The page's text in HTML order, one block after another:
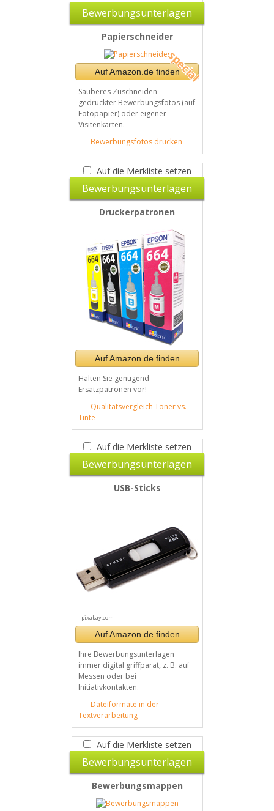
Bewerbungsunterlagen
Papierschneider
Auf Amazon.de finden
Sauberes Zuschneiden
gedruckter Bewerbungsfotos (auf
Fotopapier) oder eigener
Visitenkarten.
Bewerbungsfotos drucken
Auf die Merkliste setzen
Bewerbungsunterlagen
Druckerpatronen
Auf Amazon.de finden
Halten Sie genügend
Ersatzpatronen vor!
Qualitätsvergleich Toner vs.
Tinte
Auf die Merkliste setzen
Bewerbungsunterlagen
USB-Sticks
pixabay.com
Auf Amazon.de finden
Ihre Bewerbungsunterlagen
immer digital griffparat, z. B. auf
Messen oder bei
Initiativkontakten.
Dateiformate in der
Textverarbeitung
Auf die Merkliste setzen
Bewerbungsunterlagen
Bewerbungsmappen